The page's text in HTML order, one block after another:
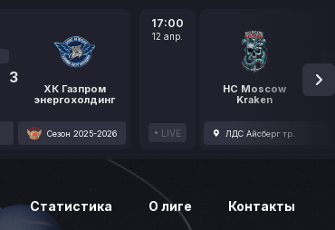
3
ХК Газпром
энергохолдинг
Сезон 2025-2026
17:00
12 апр.
LIVE
HC Moscow
Kraken
1
ЛДС Айсберг тр.
Статистика О лиге Контакты